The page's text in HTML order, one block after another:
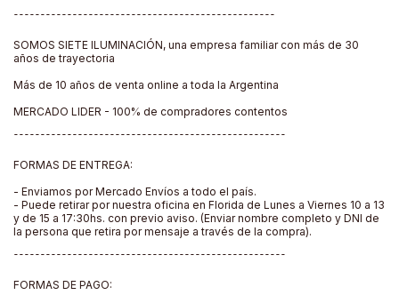
¯¯¯¯¯¯¯¯¯¯¯¯¯¯¯¯¯¯¯¯¯¯¯¯¯¯¯¯¯¯¯¯¯¯¯¯¯¯¯¯¯¯¯¯¯¯¯¯¯
SOMOS SIETE ILUMINACIÓN, una empresa familiar con más de 30
años de trayectoria
Más de 10 años de venta online a toda la Argentina
MERCADO LIDER - 100% de compradores contentos
¯¯¯¯¯¯¯¯¯¯¯¯¯¯¯¯¯¯¯¯¯¯¯¯¯¯¯¯¯¯¯¯¯¯¯¯¯¯¯¯¯¯¯¯¯¯¯¯¯¯¯
FORMAS DE ENTREGA:
- Enviamos por Mercado Envíos a todo el país.
- Puede retirar por nuestra oficina en Florida de Lunes a Viernes 10 a 13
y de 15 a 17:30hs. con previo aviso. (Enviar nombre completo y DNI de
la persona que retira por mensaje a través de la compra).
¯¯¯¯¯¯¯¯¯¯¯¯¯¯¯¯¯¯¯¯¯¯¯¯¯¯¯¯¯¯¯¯¯¯¯¯¯¯¯¯¯¯¯¯¯¯¯¯¯¯¯
FORMAS DE PAGO: